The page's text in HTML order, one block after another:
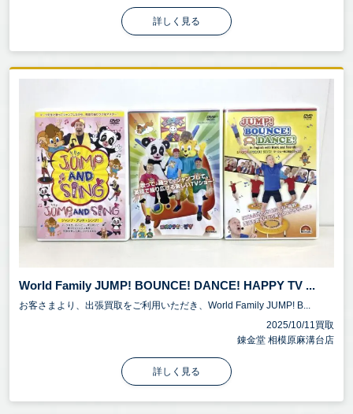
詳しく見る
World Family JUMP! BOUNCE! DANCE! HAPPY TV ...
お客さまより、出張買取をご利用いただき、World Family JUMP! B...
2025/10/11買取
錬金堂 相模原麻溝台店
詳しく見る